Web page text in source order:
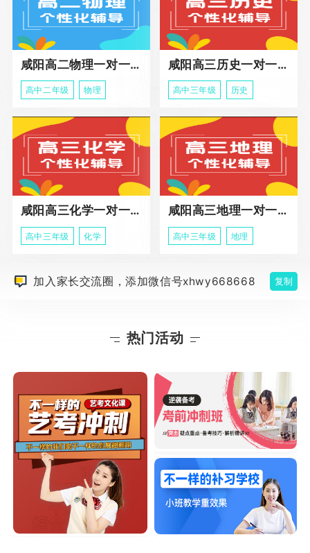
咸阳高二物理一对一辅导
高中二年级 物理
咸阳高三历史一对一冲刺课程
高中三年级 历史
咸阳高三化学一对一辅导课程
高中三年级 化学
咸阳高三地理一对一辅导课程
高中三年级 地理
加入家长交流圈，添加微信号xhwy668668 复制
热门活动